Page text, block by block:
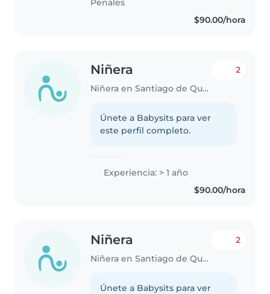
Penales
$90.00/hora
Niñera
Niñera en Santiago de Querétaro
2
Únete a Babysits para ver
este perfil completo.
Experiencia: > 1 año
$90.00/hora
Niñera
Niñera en Santiago de Querétaro
2
Únete a Babysits para ver